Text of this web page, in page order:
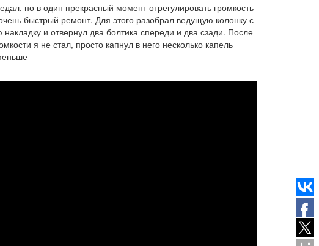
но в один прекрасный момент отрегулировать громкость
быстрый ремонт. Для этого разобрал ведущую колонку с
и отвернул два болтика спереди и два сзади. После
я не стал, просто капнул в него несколько капель
-